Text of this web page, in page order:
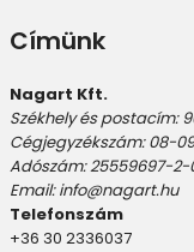
Címünk
Nagart Kft.
Székhely és postacím:
Cégjegyzékszám: 08-
Adószám: 25559697-2-
Email: info@nagart.hu
Telefonszám
+36 30 2336037